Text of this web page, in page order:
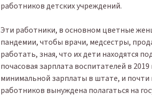
работников детских учреждений.
Эти работники, в основном цветные
пандемии, чтобы врачи, медсестры,
работать, зная, что их дети находятся
почасовая зарплата воспитателей в
минимальной зарплаты в штате, и
работников вынуждена полагаться на